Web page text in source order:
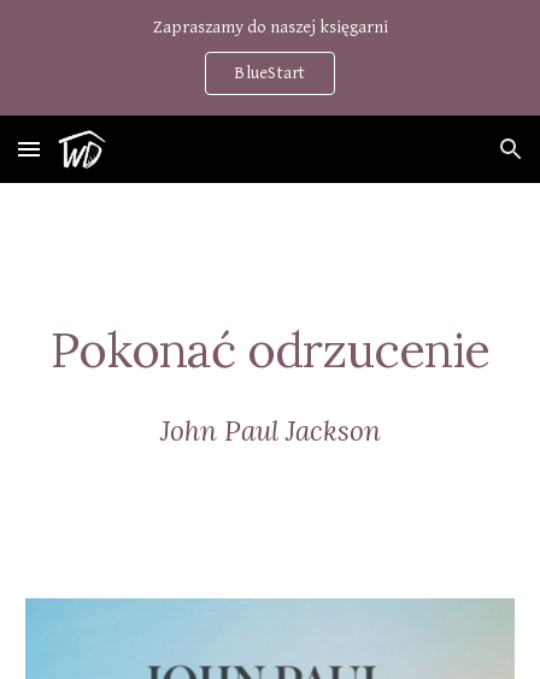
Zapraszamy do naszej księgarni
BlueStart
Pokonać odrzucenie
John Paul Jackson